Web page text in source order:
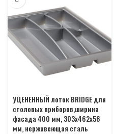
УЦЕНЕННЫЙ лоток BRIDGE для
столовых приборов,ширина
фасада 400 мм, 303х462х56
мм, нержавеющая сталь